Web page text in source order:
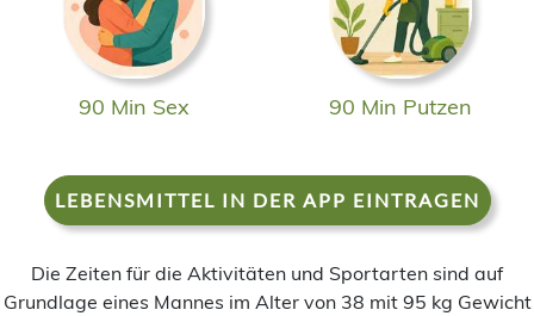
90 Min Sex 90 Min Putzen
LEBENSMITTEL IN DER APP EINTRAGEN
Die Zeiten für die Aktivitäten und Sportarten sind auf
Grundlage eines Mannes im Alter von 38 mit 95 kg Gewicht